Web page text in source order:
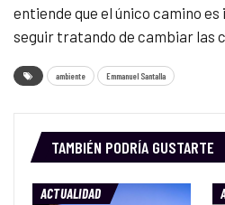
entiende que el único camino
seguir tratando de cambiar las
ambiente Emmanuel Santalla
TAMBIÉN PODRÍA GUSTARTE
ACTUALIDAD